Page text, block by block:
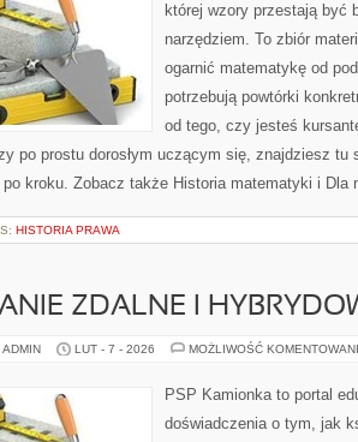
której wzory przestają być
narzędziem. To zbiór
ogarnić matematykę od
potrzebują powtórki
od tego, czy jesteś
po prostu dorosłym uczącym się, znajdziesz tu
po kroku. Zobacz także Historia matematyki i
HISTORIA PRAWA
ZDALNE I
LUT - 7 - 2026 MOŻLIWOŚĆ
PSP Kamionka to portal
doświadczenia o tym, jak